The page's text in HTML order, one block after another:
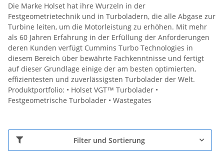
Die Marke Holset hat ihre Wurzeln in der
Festgeometrietechnik und in Turboladern, die alle Abgase zur
Turbine leiten, um die Motorleistung zu erhöhen. Mit mehr
als 60 Jahren Erfahrung in der Erfüllung der Anforderungen
deren Kunden verfügt Cummins Turbo Technologies in
diesem Bereich über bewährte Fachkenntnisse und fertigt
auf dieser Grundlage einige der am besten optimierten,
effizientesten und zuverlässigsten Turbolader der Welt.
Produktportfolio: • Holset VGT™ Turbolader •
Festgeometrische Turbolader • Wastegates
Filter und Sortierung